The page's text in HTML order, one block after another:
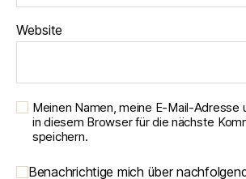
Website
Meinen Namen, meine E-Mail-Adresse
in diesem Browser für die nächste
speichern.
Benachrichtige mich über